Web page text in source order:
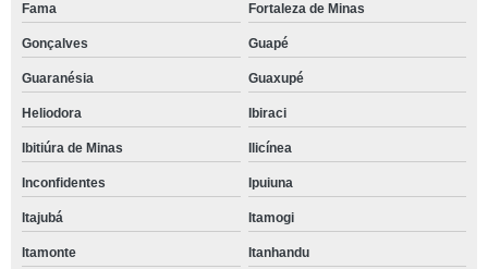
Fama Fortaleza de Minas
Gonçalves Guapé
Guaranésia Guaxupé
Heliodora Ibiraci
Ibitiúra de Minas Ilicínea
Inconfidentes Ipuiuna
Itajubá Itamogi
Itamonte Itanhandu